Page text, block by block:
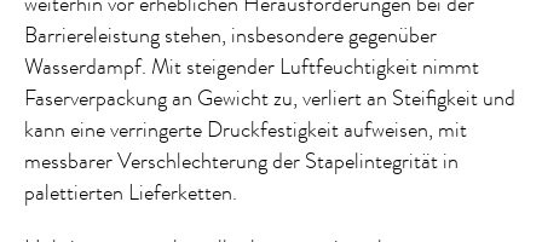
Barriereleistung stehen, insbesondere gegenüber
Wasserdampf. Mit steigender Luftfeuchtigkeit nimmt
Faserverpackung an Gewicht zu, verliert an Steifigkeit und
kann eine verringerte Druckfestigkeit aufweisen, mit
messbarer Verschlechterung der Stapelintegrität in
palettierten Lieferketten.